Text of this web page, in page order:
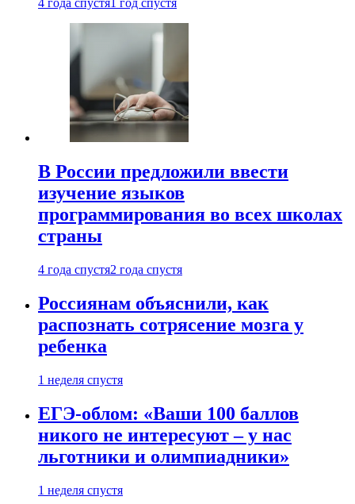
4 года спустя 1 год спустя
В России предложили ввести
изучение языков
программирования во всех школах
страны
4 года спустя2 года спустя
Россиянам объяснили, как
распознать сотрясение мозга у
ребенка
1 неделя спустя
ЕГЭ-облом: «Ваши 100 баллов
никого не интересуют – у нас
льготники и олимпиадники»
1 неделя спустя